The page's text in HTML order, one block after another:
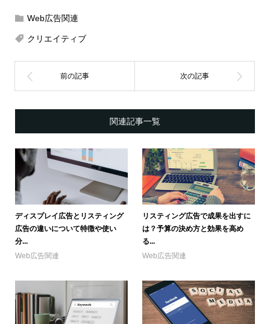
Web広告関連
クリエイティブ
関連記事一覧
ディスプレイ広告とリスティング
広告の違いについて特徴や使い
分...
Web広告関連
リスティング広告で成果を出すに
は？予算の決め方と効果を高め
る...
Web広告関連